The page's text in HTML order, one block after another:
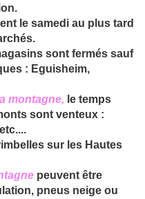
le samedi au plus tard
sont fermés sauf
: Eguisheim,
montagne, le temps
sont venteux :
sur les Hautes
peuvent être
pneus neige ou